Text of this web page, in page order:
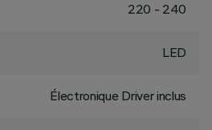
220 - 240
LED
Électronique Driver inclus